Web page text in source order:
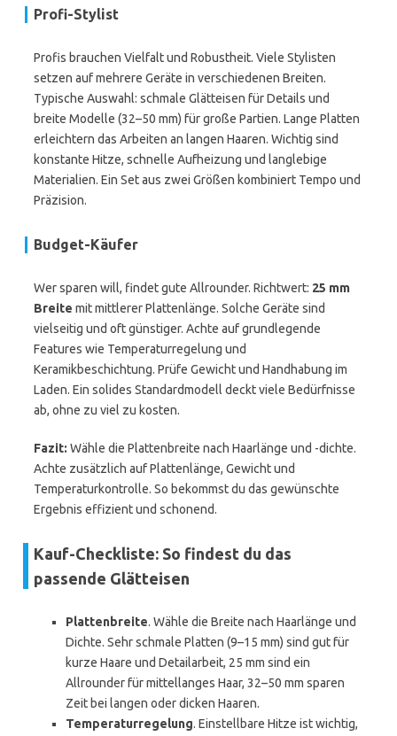
Profi-Stylist
Profis brauchen Vielfalt und Robustheit. Viele Stylisten
setzen auf mehrere Geräte in verschiedenen Breiten.
Typische Auswahl: schmale Glätteisen für Details und
breite Modelle (32–50 mm) für große Partien. Lange Platten
erleichtern das Arbeiten an langen Haaren. Wichtig sind
konstante Hitze, schnelle Aufheizung und langlebige
Materialien. Ein Set aus zwei Größen kombiniert Tempo und
Präzision.
Budget-Käufer
Wer sparen will, findet gute Allrounder. Richtwert: 25 mm
Breite mit mittlerer Plattenlänge. Solche Geräte sind
vielseitig und oft günstiger. Achte auf grundlegende
Features wie Temperaturregelung und
Keramikbeschichtung. Prüfe Gewicht und Handhabung im
Laden. Ein solides Standardmodell deckt viele Bedürfnisse
ab, ohne zu viel zu kosten.
Fazit: Wähle die Plattenbreite nach Haarlänge und -dichte.
Achte zusätzlich auf Plattenlänge, Gewicht und
Temperaturkontrolle. So bekommst du das gewünschte
Ergebnis effizient und schonend.
Kauf-Checkliste: So findest du das
passende Glätteisen
Plattenbreite. Wähle die Breite nach Haarlänge und
Dichte. Sehr schmale Platten (9–15 mm) sind gut für
kurze Haare und Detailarbeit, 25 mm sind ein
Allrounder für mittellanges Haar, 32–50 mm sparen
Zeit bei langen oder dicken Haaren.
Temperaturregelung. Einstellbare Hitze ist wichtig,